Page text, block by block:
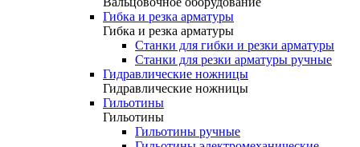
Гибка и резка арматуры
Гибка и резка арматуры
Станки для гибки и резки арматуры
Станки для резки арматуры ручные
Гидравлические ножницы
Гидравлические ножницы
Гильотины
Гильотины
Гильотины ручные